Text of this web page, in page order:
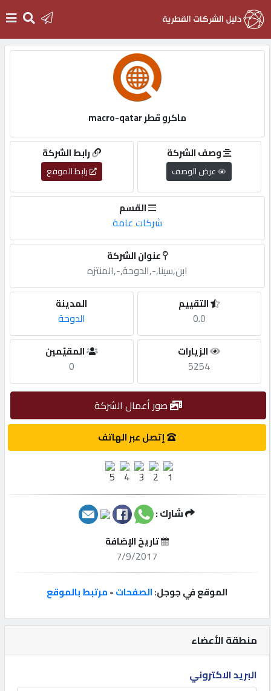
التسجيل
English
أضف
مطلوب
طلب
الاحصائيات
إتصل
إعلانات
المنتدى
منطقة الأعضاء
البريد الاكتروني
ماكرو قطر macro-qatar
رابط الشركة
رابط الموقع
وصف الشركة
عرض الوصف
القسم
شركات عامة
عنوان الشركة
ابن,سينا,-,الدوحة,-,المنتزه
المدينة
الدوحة
التقييم
0.0
المقيّمين
0
الزيارات
5254
صور أعمال الشركة
إتصل عبر الهاتف
شارك :
تاريخ الإضافة
7/9/2017
الموقع في جوجل:الصفحات-مرتبط بالموقع